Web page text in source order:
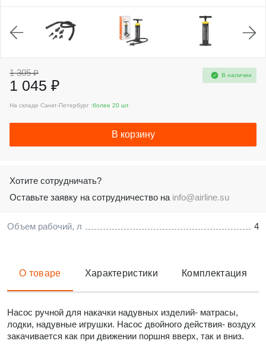
Объем рабочий, л 4
1 305 ₽
1 045 ₽
В наличии
На складе Санкт-Петербург :более 20 шт.
В корзину
Хотите сотрудничать?
Оставьте заявку на сотрудничество на info@airline.su
О товаре Характеристики Комплектация
Насос ручной для накачки надувных изделий- матрасы,
лодки, надувные игрушки. Насос двойного действия- воздух
закачивается как при движении поршня вверх, так и вниз.